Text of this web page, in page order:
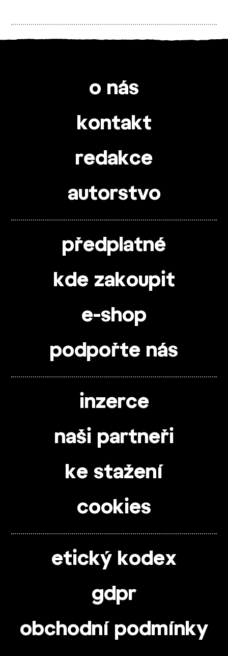
o nás
kontakt
redakce
autorstvo
předplatné
kde zakoupit
e-shop
podpořte nás
inzerce
naši partneři
ke stažení
cookies
etický kodex
gdpr
obchodní podmínky